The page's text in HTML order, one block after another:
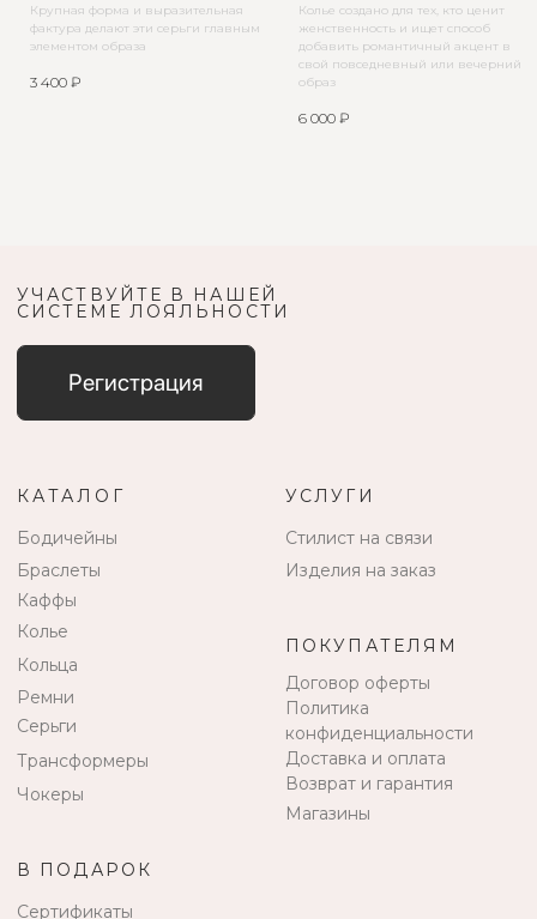
Крупная форма и выразительная
фактура делают эти серьги главным
элементом образа
3 400 ₽
Колье создано для тех, кто ценит
женственность и ищет способ
добавить романтичный акцент в
свой повседневный или вечерний
образ
6 000 ₽